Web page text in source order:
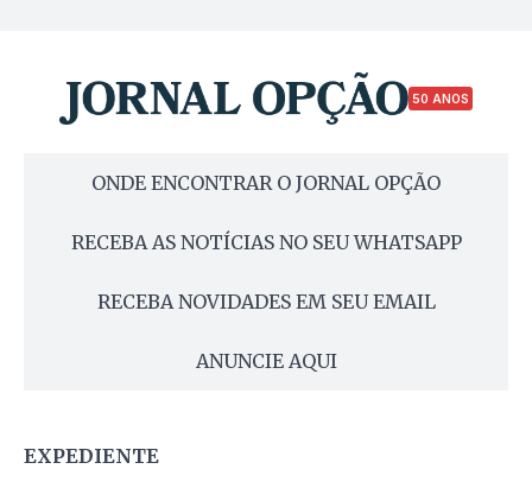
50 ANOS
ONDE ENCONTRAR O JORNAL OPÇÃO
RECEBA AS NOTÍCIAS NO SEU WHATSAPP
RECEBA NOVIDADES EM SEU EMAIL
ANUNCIE AQUI
EXPEDIENTE